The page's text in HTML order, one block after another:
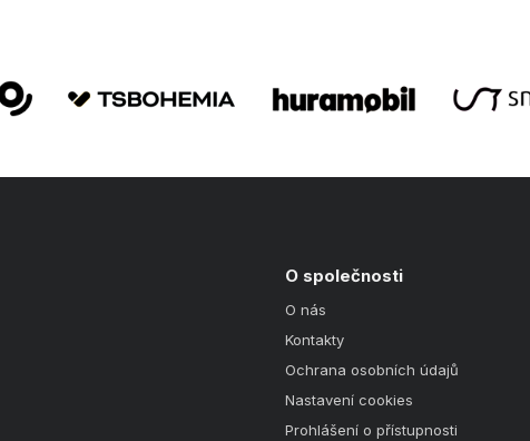
O společnosti
O nás
Kontakty
Ochrana osobních údajů
Nastavení cookies
Prohlášení o přístupnosti